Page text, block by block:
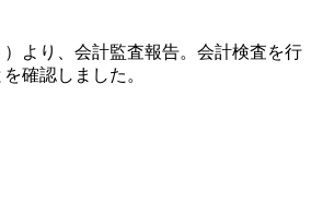
より、会計監査報告。会計検査を行
確認しました。